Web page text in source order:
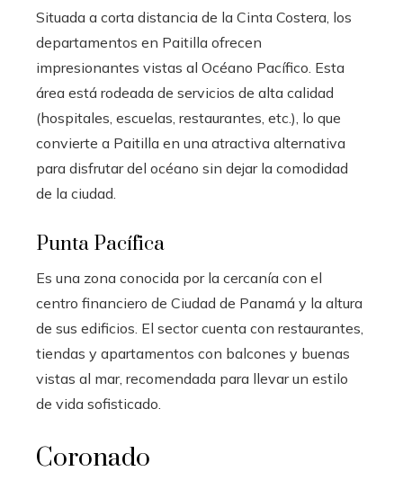
Situada a corta distancia de la Cinta Costera, los
departamentos en Paitilla ofrecen
impresionantes vistas al Océano Pacífico. Esta
área está rodeada de servicios de alta calidad
(hospitales, escuelas, restaurantes, etc.), lo que
convierte a Paitilla en una atractiva alternativa
para disfrutar del océano sin dejar la comodidad
de la ciudad.
Punta Pacífica
Es una zona conocida por la cercanía con el
centro financiero de Ciudad de Panamá y la altura
de sus edificios. El sector cuenta con restaurantes,
tiendas y apartamentos con balcones y buenas
vistas al mar, recomendada para llevar un estilo
de vida sofisticado.
Coronado